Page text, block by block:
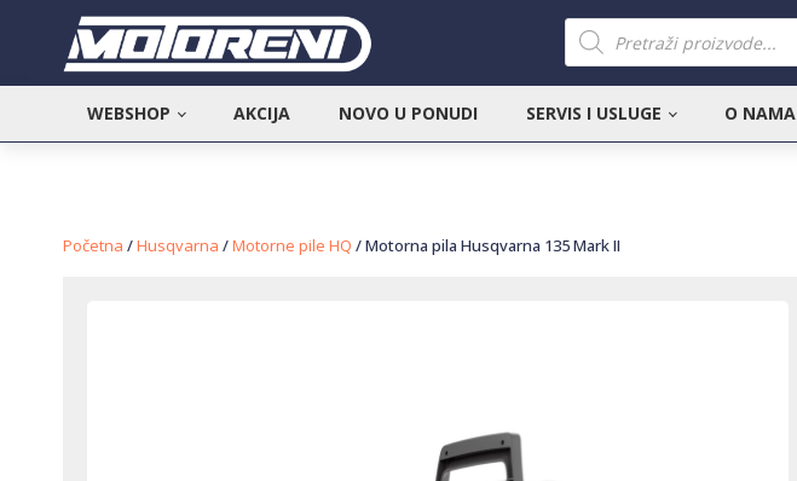
Products
search
WEBSHOP AKCIJA NOVO U PONUDI SERVIS I USLUGE O NAMA
Početna /Husqvarna /Motorne pile HQ / Motorna pila Husqvarna 135 Mark II